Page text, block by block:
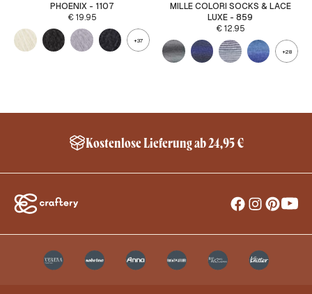
PHOENIX - 1107
€19.95
+37
MILLE COLORI SOCKS & LACE
LUXE - 859
€12.95
+28
Schneller Versand innerhalb Deutschland*